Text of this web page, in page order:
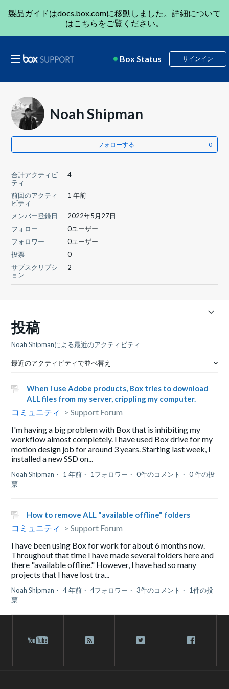
製品ガイドはdocs.box.comに移動しました。詳細について
はこちら をご覧ください。
Box Status サインイン
Noah Shipman
フォローする
合計アクティビ
ティ
4
前回のアクティ
ビティ
1 年前
メンバー登録日
2022年5月27日
フォロー
0ユーザー
フォロワー
0ユーザー
投票
0
サブスクリプシ
ョン
2
投稿
Noah Shipmanによる最近のアクティビティ
最近のアクティビティで並べ替え
When I use Adobe products, Box tries to download
ALL files from my server, crippling my computer.
コミュニティ
Support Forum
I'm having a big problem with Box that is inhibiting my
workflow almost completely. I have used Box drive for my
motion design job for around 3 years. Starting last week, I
installed a new SSD on...
Noah Shipman 1 年前 1フォロワー 0件のコメント
0 件の投
票
How to remove ALL "available offline" folders
コミュニティ
Support Forum
I have been using Box for work for about 6 months now.
Throughout that time I have made several folders here and
there "available offline." However, I have had so many
projects that I have lost tra...
Noah Shipman 4 年前 4フォロワー 3件のコメント
1件の投
票